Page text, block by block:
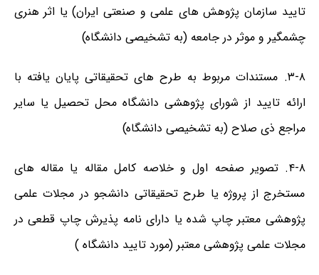
تایید سازمان پژوهش های علمی و صنعتی ایران) یا اثر هنری
چشمگیر و موثر در جامعه (به تشخیصی دانشگاه)
۳-۸. مستندات مربوط به طرح های تحقیقاتی پایان یافته با
ارائه تایید از شورای پژوهشی دانشگاه محل تحصیل یا سایر
مراجع ذی صلاح (به تشخیصی دانشگاه)
۴-۸. تصویر صفحه اول و خلاصه کامل مقاله یا مقاله های
مستخرج از پروژه یا طرح تحقیقاتی دانشجو در مجلات علمی
پژوهشی معتبر چاپ شده یا دارای نامه پذیرش چاپ قطعی در
مجلات علمی پژوهشی معتبر (مورد تایید دانشگاه )